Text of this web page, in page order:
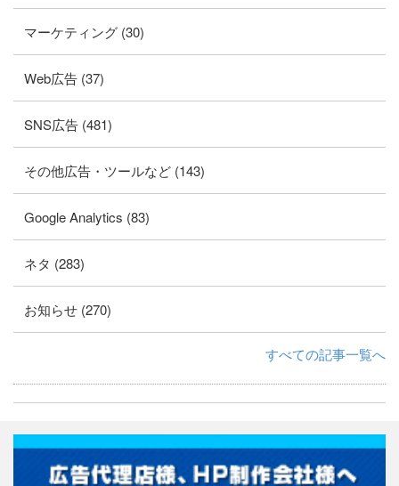
マーケティング (30)
Web広告 (37)
SNS広告 (481)
その他広告・ツールなど (143)
Google Analytics (83)
ネタ (283)
お知らせ (270)
すべての記事一覧へ